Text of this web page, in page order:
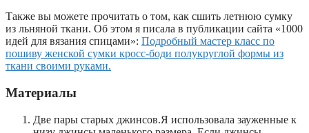
Также вы можете прочитать о том, как сшить летнюю сумку
из льняной ткани. Об этом я писала в публикации сайта «1000
идей для вязания спицами»: Подробный мастер класс по
пошиву женской сумки кросс-боди полукруглой формы из
ткани своими руками.
Материалы
Две пары старых джинсов.Я использовала зауженные к